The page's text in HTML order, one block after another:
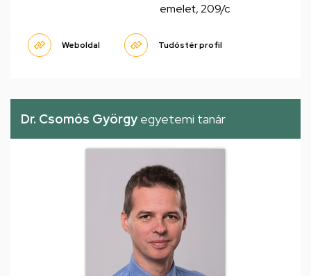
emelet, 209/c
Weboldal Tudóstér profil
Dr. Csomós György egyetemi tanár